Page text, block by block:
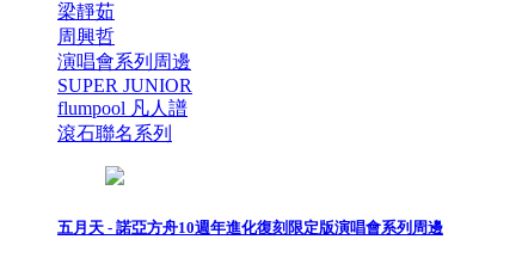
梁靜茹
周興哲
演唱會系列周邊
SUPER JUNIOR
flumpool 凡人譜
滾石聯名系列
五月天 - 諾亞方舟10週年進化復刻限定版演唱會系列周邊